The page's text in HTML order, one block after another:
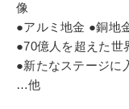
像
●アルミ地金 ●銅地
●70億人を超えた世
●新たなステージに
…他